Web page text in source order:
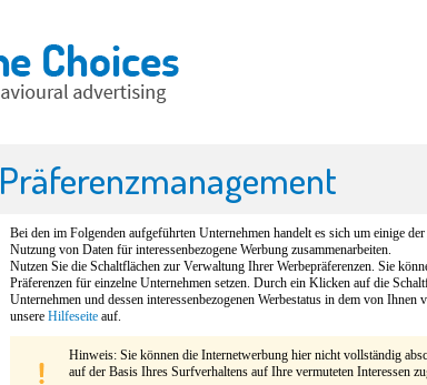
Präferenzmanagement
Bei den im Folgenden aufgeführten Unternehmen handelt es sich um einige
Nutzung von Daten für interessenbezogene Werbung zusammenarbeiten.
Nutzen Sie die Schaltflächen zur Verwaltung Ihrer Werbepräferenzen. Sie
Präferenzen für einzelne Unternehmen setzen. Durch ein Klicken auf die
Unternehmen und dessen interessenbezogenen Werbestatus in dem von
unsere Hilfeseite auf.
Hinweis: Sie können die Internetwerbung hier nicht vollständig
auf der Basis Ihres Surfverhaltens auf Ihre vermuteten Interessen